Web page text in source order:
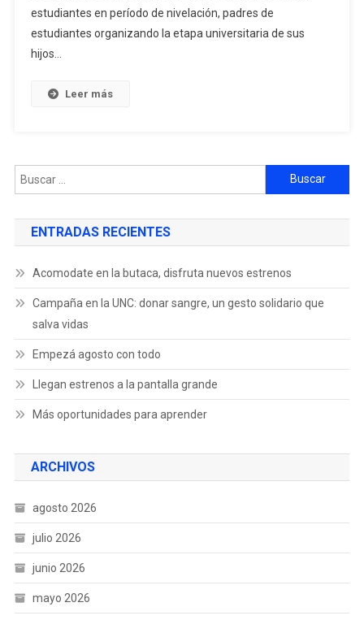
estudiantes en período de nivelación, padres de
estudiantes organizando la etapa universitaria de sus
hijos…
Leer más
ENTRADAS RECIENTES
Acomodate en la butaca, disfruta nuevos estrenos
Campaña en la UNC: donar sangre, un gesto solidario que
salva vidas
Empezá agosto con todo
Llegan estrenos a la pantalla grande
Más oportunidades para aprender
ARCHIVOS
agosto 2026
julio 2026
junio 2026
mayo 2026